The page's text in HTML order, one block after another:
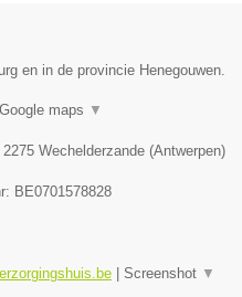
en in de provincie Henegouwen.
Google maps ▼
2275 Wechelderzande (Antwerpen)
BE0701578828
Screenshot ▼